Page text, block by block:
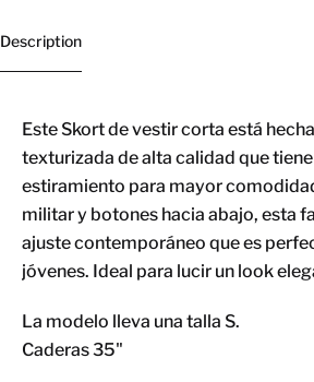
Description
Este Skort de vestir corta está
texturizada de alta calidad que
estiramiento para mayor
militar y botones hacia abajo, esta
ajuste contemporáneo que es
jóvenes. Ideal para lucir un look
La modelo lleva una talla S.
Caderas 35"